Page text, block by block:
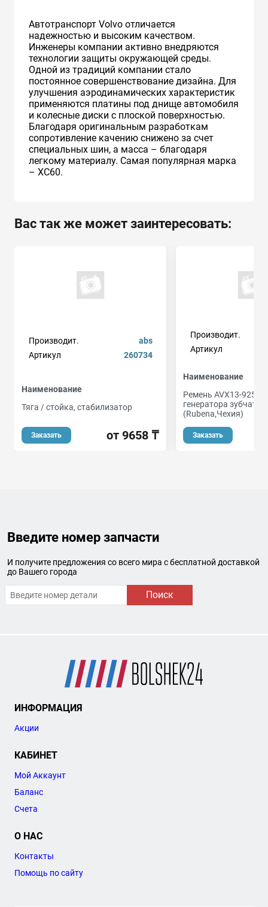
Автотранспорт Volvo отличается
надежностью и высоким качеством.
Инженеры компании активно внедряются
технологии защиты окружающей среды.
Одной из традиций компании стало
постоянное совершенствование дизайна. Для
улучшения аэродинамических характеристик
применяются платины под днище автомобиля
и колесные диски с плоской поверхностью.
Благодаря оригинальным разработкам
сопротивление качению снижено за счет
специальных шин, а масса – благодаря
легкому материалу. Самая популярная марка
– XC60.
Вас так же может заинтересовать:
Производит.
abs
Артикул
260734
Наименование
Тяга / стойка, стабилизатор
Заказать от 9658 ₸
Производит.
Артикул
Наименование
Ремень AVX13-925
генератора зубчатый
(Rubena,Чехия)
Заказать
Введите номер запчасти
И получите предложения со всего мира с бесплатной доставкой
до Вашего города
Поиск
ИНФОРМАЦИЯ
Акции
КАБИНЕТ
Мой Аккаунт
Баланс
Счета
О НАС
Контакты
Помощь по сайту